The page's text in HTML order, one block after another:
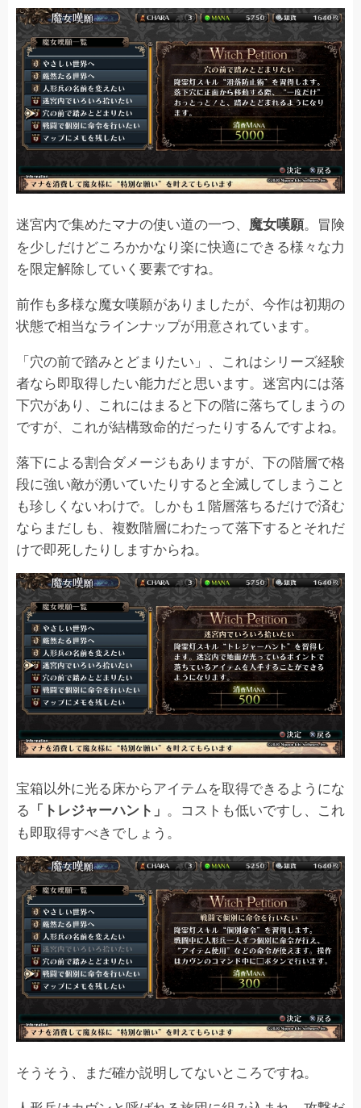
迷宮内で集めたマナの使い道の一つ、 魔女嘆願。冒険
を少しだけどころかかなり楽に快適にできる様々な力
を限定解除していく要素ですね。
前作も多様な魔女嘆願がありましたが、今作は初期の
状態で相当なラインナップが用意されています。
「穴の前で踏みとどまりたい」、これはシリーズ経験
者なら即取得したい能力だと思います。迷宮内には落
下穴があり、これにはまると下の階に落ちてしまうの
ですが、これが結構致命的だったりするんですよね。
落下による割合ダメージもありますが、下の階層で格
段に強い敵が湧いていたりすると全滅してしまうこと
も珍しくないわけで。しかも１階層落ちるだけで済む
ならまだしも、複数階層にわたって落下するとそれだ
けで即死したりしますからね。
宝箱以外に光る床からアイテムを取得できるようにな
る 「トレジャーハント」 。コストも低いですし、これ
も即取得すべきでしょう。
そうそう、まだ確か説明してないところですね。